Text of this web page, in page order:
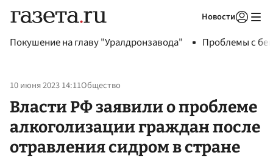
Новости
Покушение на главу "Уралдронзавода" Проблемы с
10 июня 2023 14:11Общество
Власти РФ заявили о проблеме
алкоголизации граждан после
отравления сидром в стране